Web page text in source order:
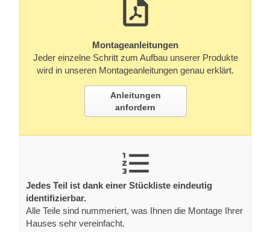
Jedes Teil ist dank einer Stückliste eindeutig
Alle Teile sind nummeriert, was Ihnen die Montage Ihrer
Hauses sehr vereinfacht.
Haben Sie Fragen bezüglich der Montage?
Klicken Sie auf nachstehendes Link für
Zugang zu einem Video, das die
verschiedenen Montageschritte